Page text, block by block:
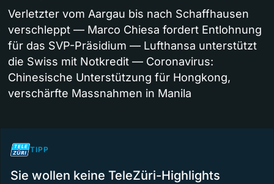
Verletzter vom Aargau bis nach Schaffhausen
verschleppt — Marco Chiesa fordert Entlohnung
für das SVP-Präsidium — Lufthansa unterstützt
die Swiss mit Notkredit — Coronavirus:
Chinesische Unterstützung für Hongkong,
verschärfte Massnahmen in Manila
TIPP
Sie wollen keine TeleZüri-Highlights